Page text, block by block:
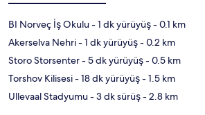
BI Norveç İş Okulu- 1 dk yürüyüş- 0.1 km
Akerselva Nehri- 1 dk yürüyüş- 0.2 km
Storo Storsenter- 5 dk yürüyüş- 0.5 km
Torshov Kilisesi- 18 dk yürüyüş- 1.5 km
Ullevaal Stadyumu- 3 dk sürüş- 2.8 km